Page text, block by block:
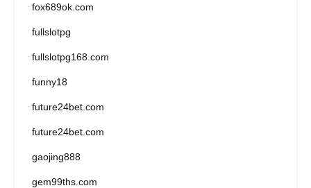
fox689ok.com
fullslotpg
fullslotpg168.com
funny18
future24bet.com
future24bet.com
gaojing888
gem99ths.com